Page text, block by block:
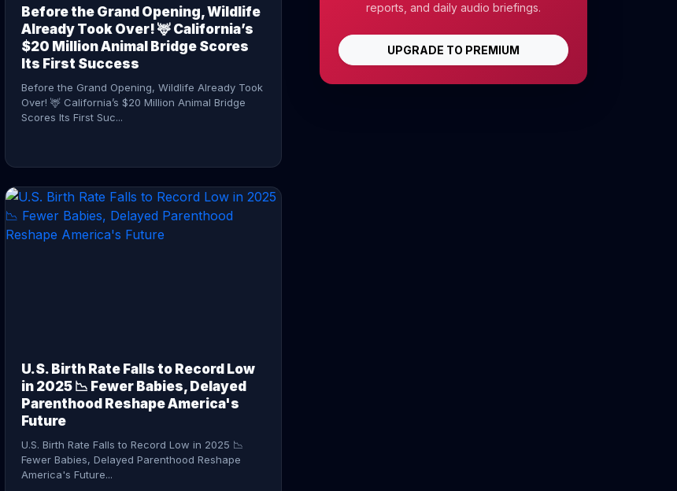
Before the Grand Opening, Wildlife
Already Took Over! 🦌 California’s
$20 Million Animal Bridge Scores
Its First Success
Before the Grand Opening, Wildlife Already Took
Over! 🦌 California’s $20 Million Animal Bridge
Scores Its First Suc...
U.S. Birth Rate Falls to Record Low
in 2025 📉 Fewer Babies, Delayed
Parenthood Reshape America's
Future
U.S. Birth Rate Falls to Record Low in 2025 📉
Fewer Babies, Delayed Parenthood Reshape
America's Future...
reports, and daily audio briefings.
UPGRADE TO PREMIUM